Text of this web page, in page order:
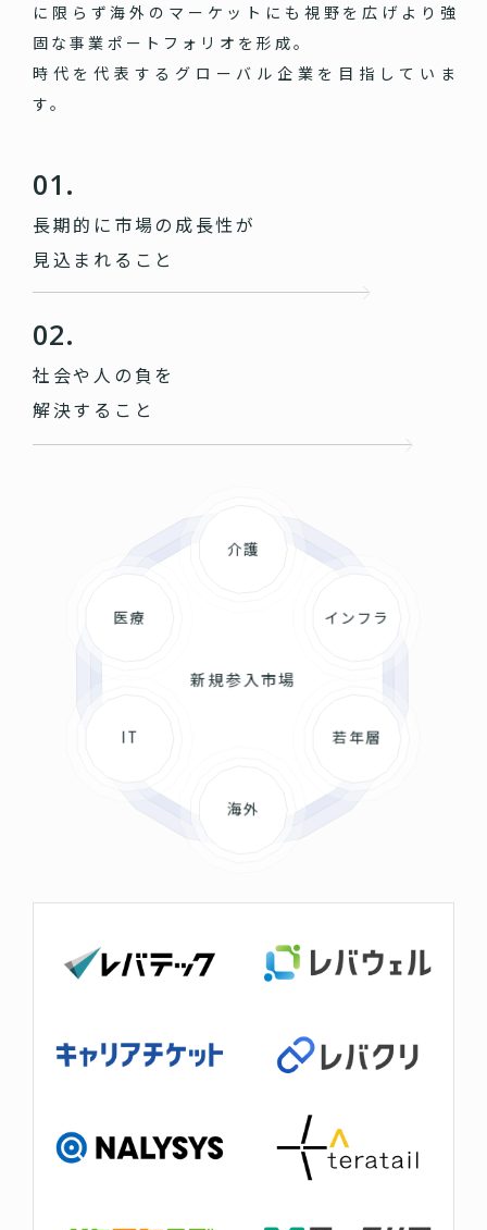
に限らず海外のマーケットにも視野を広げより強
固な事業ポートフォリオを形成。
時代を代表するグローバル企業を目指していま
す。
01.
長期的に市場の成長性が
見込まれること
02.
社会や人の負を
解決すること
新規参入市場
介護
インフラ
若年層
海外
IT
医療